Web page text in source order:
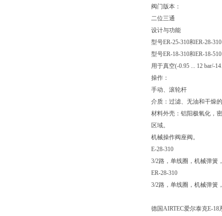
阀门版本：
二位三通
设计与功能
型号ER-25-310和ER-28-
型号ER-18-310和ER-18-
用于真空(-0.95 ... 12 bar/-
操作：
手动、滚轮杆
介质：过滤、无油和干燥
材料外壳：铝阳极氧化，
区域。
机械操作阀座阀。
E-28-310
3/2路，单线圈，机械弹簧
ER-28-310
3/2路，单线圈，机械弹簧
德国AIRTEC爱尔泰克E-18